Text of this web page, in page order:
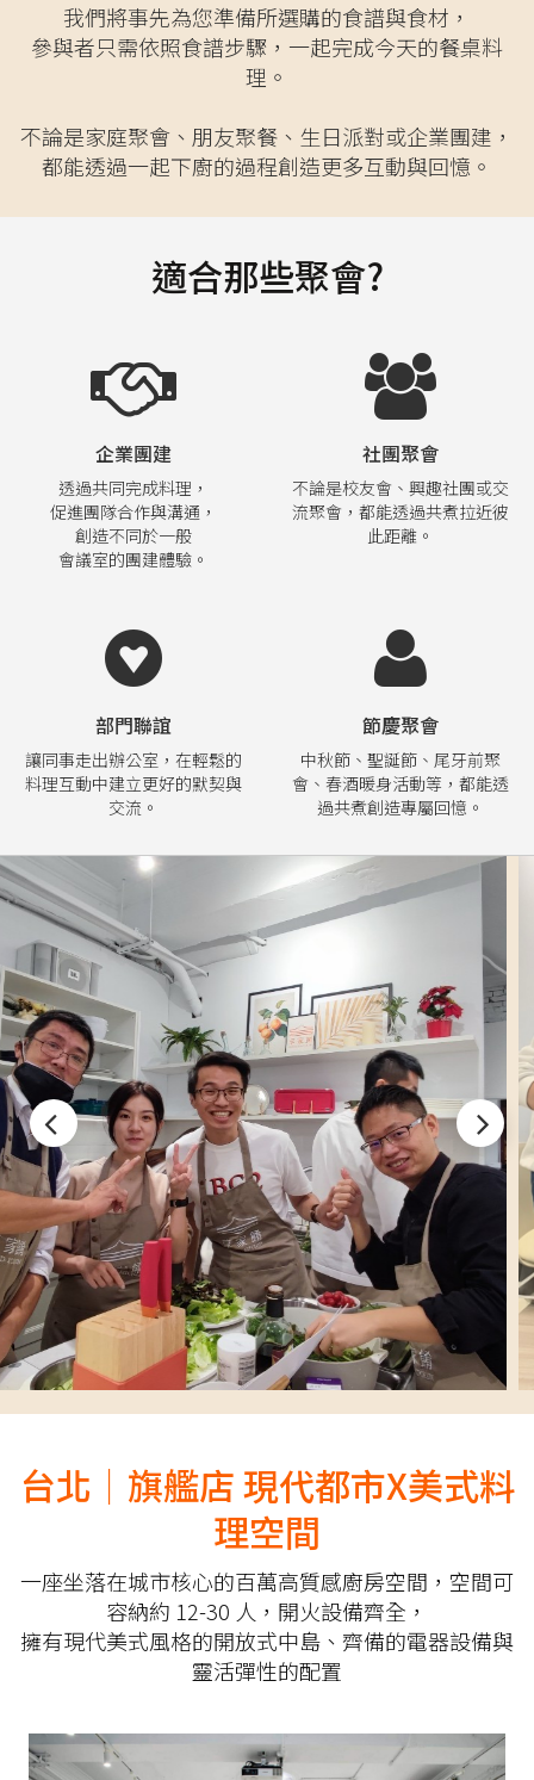
我們將事先為您準備所選購的食譜與食材，
參與者只需依照食譜步驟，一起完成今天的餐桌料
理。
不論是家庭聚會、朋友聚餐、生日派對或企業團建，
都能透過一起下廚的過程創造更多互動與回憶。
適合那些聚會?
企業團建
透過共同完成料理，
促進團隊合作與溝通，
創造不同於一般
會議室的團建體驗。
社團聚會
不論是校友會、興趣社團或交
流聚會，都能透過共煮拉近彼
此距離。
部門聯誼
讓同事走出辦公室，在輕鬆的
料理互動中建立更好的默契與
交流。
節慶聚會
中秋節、聖誕節、尾牙前聚
會、春酒暖身活動等，都能透
過共煮創造專屬回憶。
台北｜旗艦店 現代都市X美式料
理空間
一座坐落在城市核心的百萬高質感廚房空間，空間可
容納約 12-30 人，開火設備齊全，
擁有現代美式風格的開放式中島、齊備的電器設備與
靈活彈性的配置